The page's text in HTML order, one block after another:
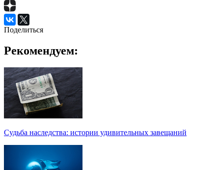
Поделиться
Рекомендуем:
Судьба наследства: истории удивительных завещаний